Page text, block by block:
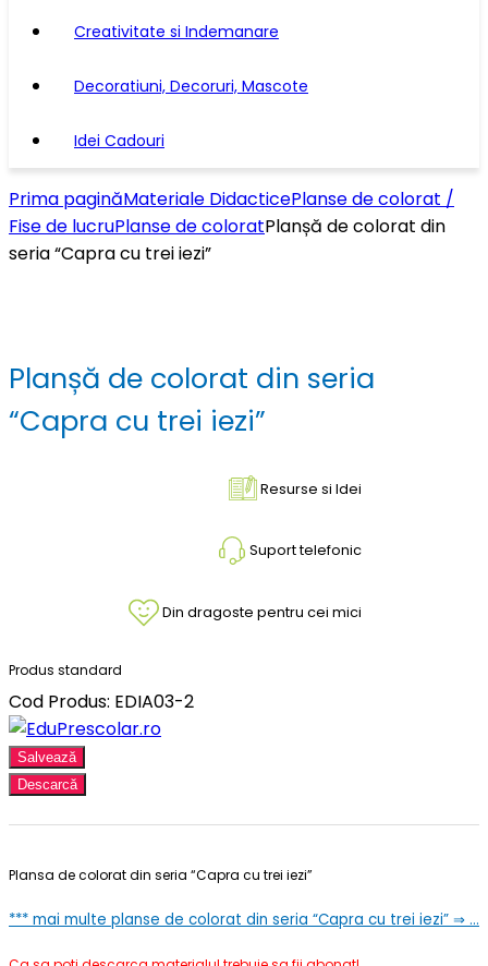
Creativitate si Indemanare
Decoratiuni, Decoruri, Mascote
Idei Cadouri
Prima paginăMateriale DidacticePlanse de colorat /
Fise de lucruPlanse de coloratPlanșă de colorat din
seria “Capra cu trei iezi”
Planșă de colorat din seria
“Capra cu trei iezi”
Resurse si Idei
Suport telefonic
Din dragoste pentru cei mici
Produs standard
Cod Produs: EDIA03-2
Salvează
Descarcă
Plansa de colorat din seria “Capra cu trei iezi”
*** mai multe planse de colorat din seria “Capra cu trei iezi” ⇒ …